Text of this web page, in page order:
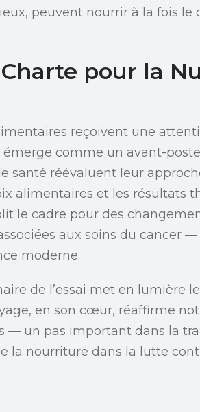
peuvent nourrir à la fois le
pour la
reçoivent une
comme un avant-
santé réévaluent leur
alimentaires et les résultats
le cadre pour des
aux soins du cancer
moderne.
de l’essai met en lumière
en son cœur, réaffirme
— un pas important dans la
la nourriture dans la lutte